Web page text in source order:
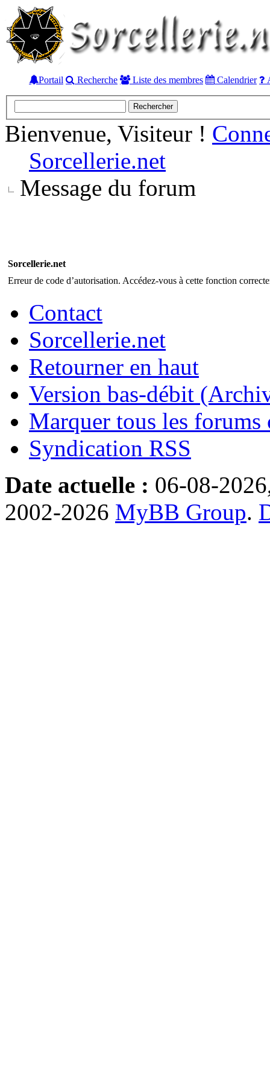
Portail Recherche Liste des membres Calendrier
Bienvenue, Visiteur !
Sorcellerie.net
Message du forum
Sorcellerie.net
Erreur de code d’autorisation. Accédez-vous à cette fonction
Contact
Sorcellerie.net
Retourner en haut
Version bas-débit
Marquer tous les forums
Syndication RSS
Date actuelle : 06-08-
2002-2026 MyBB Group.